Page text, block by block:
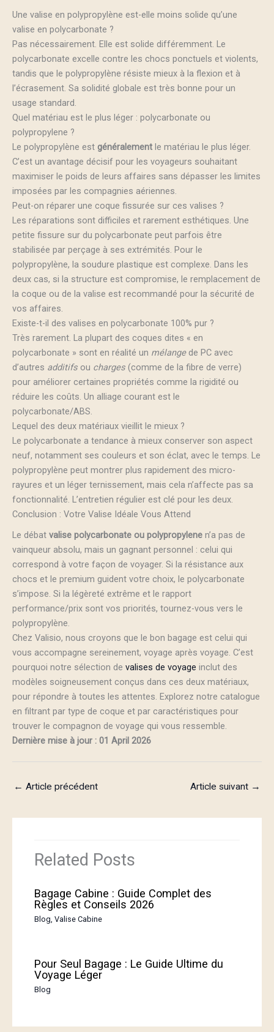
Une valise en polypropylène est-elle moins solide qu’une
valise en polycarbonate ?
Pas nécessairement. Elle est solide différemment. Le
polycarbonate excelle contre les chocs ponctuels et violents,
tandis que le polypropylène résiste mieux à la flexion et à
l’écrasement. Sa solidité globale est très bonne pour un
usage standard.
Quel matériau est le plus léger : polycarbonate ou
polypropylene ?
Le polypropylène est généralement le matériau le plus léger.
C’est un avantage décisif pour les voyageurs souhaitant
maximiser le poids de leurs affaires sans dépasser les limites
imposées par les compagnies aériennes.
Peut-on réparer une coque fissurée sur ces valises ?
Les réparations sont difficiles et rarement esthétiques. Une
petite fissure sur du polycarbonate peut parfois être
stabilisée par perçage à ses extrémités. Pour le
polypropylène, la soudure plastique est complexe. Dans les
deux cas, si la structure est compromise, le remplacement de
la coque ou de la valise est recommandé pour la sécurité de
vos affaires.
Existe-t-il des valises en polycarbonate 100% pur ?
Très rarement. La plupart des coques dites « en
polycarbonate » sont en réalité un mélangede PC avec
d’autres additifs ou charges (comme de la fibre de verre)
pour améliorer certaines propriétés comme la rigidité ou
réduire les coûts. Un alliage courant est le
polycarbonate/ABS.
Lequel des deux matériaux vieillit le mieux ?
Le polycarbonate a tendance à mieux conserver son aspect
neuf, notamment ses couleurs et son éclat, avec le temps. Le
polypropylène peut montrer plus rapidement des micro-
rayures et un léger ternissement, mais cela n’affecte pas sa
fonctionnalité. L’entretien régulier est clé pour les deux.
Conclusion : Votre Valise Idéale Vous Attend
Le débat valise polycarbonate ou polypropylene n’a pas de
vainqueur absolu, mais un gagnant personnel : celui qui
correspond à votre façon de voyager. Si la résistance aux
chocs et le premium guident votre choix, le polycarbonate
s’impose. Si la légèreté extrême et le rapport
performance/prix sont vos priorités, tournez-vous vers le
polypropylène.
Chez Valisio, nous croyons que le bon bagage est celui qui
vous accompagne sereinement, voyage après voyage. C’est
pourquoi notre sélection de valises de voyage inclut des
modèles soigneusement conçus dans ces deux matériaux,
pour répondre à toutes les attentes. Explorez notre catalogue
en filtrant par type de coque et par caractéristiques pour
trouver le compagnon de voyage qui vous ressemble.
Dernière mise à jour : 01 April 2026
← Article précédent Article suivant →
Related Posts
Bagage Cabine : Guide Complet des
Règles et Conseils 2026
Blog,Valise Cabine
Pour Seul Bagage : Le Guide Ultime du
Voyage Léger
Blog